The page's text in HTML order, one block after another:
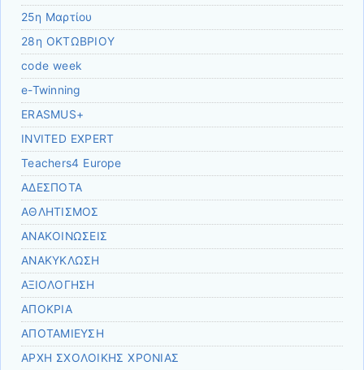
25η Μαρτίου
28η ΟΚΤΩΒΡΙΟΥ
code week
e-Twinning
ERASMUS+
INVITED EXPERT
Teachers4 Europe
ΑΔΕΣΠΟΤΑ
ΑΘΛΗΤΙΣΜΟΣ
ΑΝΑΚΟΙΝΩΣΕΙΣ
ΑΝΑΚΥΚΛΩΣΗ
ΑΞΙΟΛΟΓΗΣΗ
ΑΠΟΚΡΙΑ
ΑΠΟΤΑΜΙΕΥΣΗ
ΑΡΧΗ ΣΧΟΛΟΙΚΗΣ ΧΡΟΝΙΑΣ